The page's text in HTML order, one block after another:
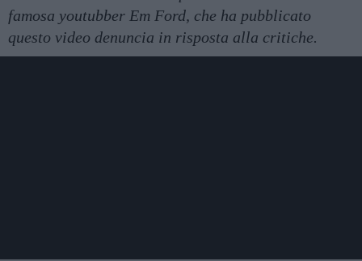
famosa youtubber Em Ford, che ha pubblicato
questo video denuncia in risposta alla critiche.